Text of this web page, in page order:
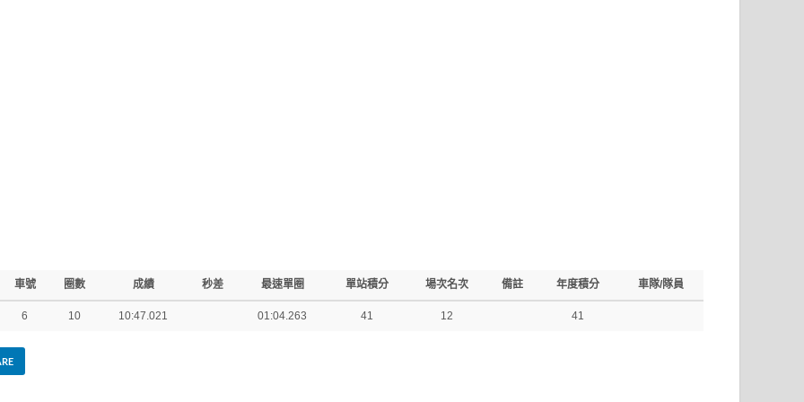
車號 圈數 成績 秒差 最速單圈 單站積分 場次名次 備註 年度積分 車隊/隊員
6 10 10:47.021 01:04.263 41 12 41